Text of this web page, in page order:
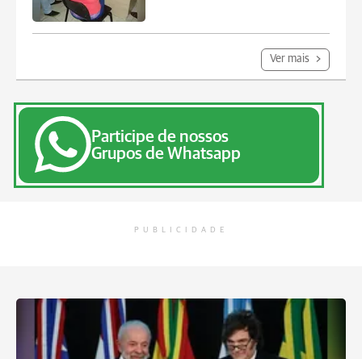
Ver mais
Participe de nossos
Grupos de Whatsapp
PUBLICIDADE